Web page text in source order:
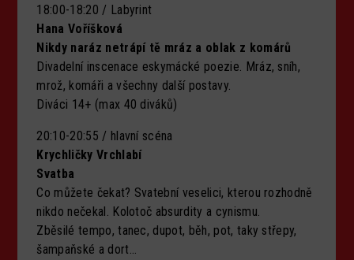
18:00-18:20 / Labyrint
Hana Voříšková
Nikdy naráz netrápí tě mráz a oblak z komárů
Divadelní inscenace eskymácké poezie. Mráz, sníh,
mrož, komáři a všechny další postavy.
Diváci 14+ (max 40 diváků)
20:10-20:55 / hlavní scéna
Krychličky Vrchlabí
Svatba
Co můžete čekat? Svatební veselici, kterou rozhodně
nikdo nečekal. Kolotoč absurdity a cynismu.
Zběsilé tempo, tanec, dupot, běh, pot, taky střepy,
šampaňské a dort…